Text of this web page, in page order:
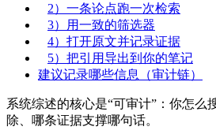
2）一条论点跑一次检索
3）用一致的筛选器
4）打开原文并记录证据
5）把引用导出到你的笔记
建议记录哪些信息（审计链）
系统综述的核心是“可审计”：你怎么
除、哪条证据支撑哪句话。